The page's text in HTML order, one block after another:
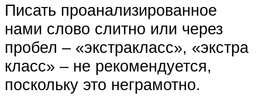
Писать проанализированное
нами слово слитно или через
пробел – «экстракласс», «экстра
класс» – не рекомендуется,
поскольку это неграмотно.